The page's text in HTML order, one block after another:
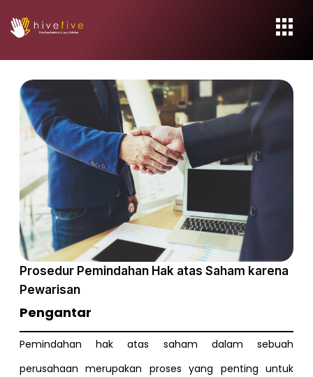
Prosedur Pemindahan Hak atas Saham karena
Pewarisan
Pengantar
Pemindahan hak atas saham dalam sebuah
perusahaan merupakan proses yang penting untuk